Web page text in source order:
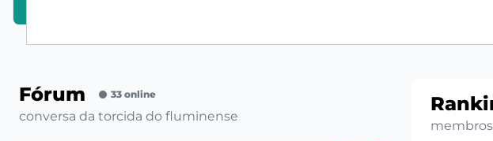
Fórum 33 online
conversa da torcida do fluminense